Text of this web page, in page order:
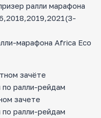
ралли марафона
марафона Africa Eco
зачёте
ралли-рейдам
зачете
ралли-рейдам